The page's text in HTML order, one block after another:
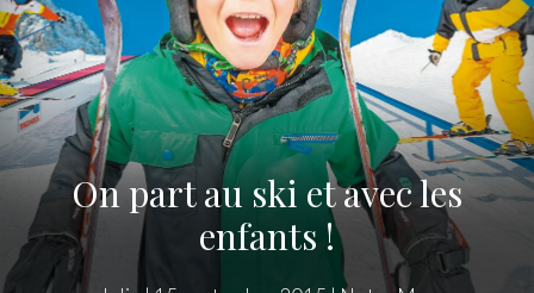
On part au ski et avec les
enfants !